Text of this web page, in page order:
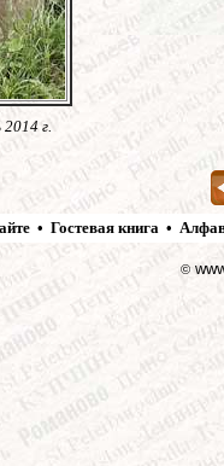
г.
• Гостевая книга •
©